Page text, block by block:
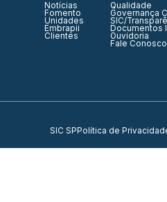
Notícias
Fomento
Unidades
Embrapii
Clientes
Qualidade
Governança
SIC/
Documentos
Ouvidoria
Fale Conosco
SIC SPPolítica de